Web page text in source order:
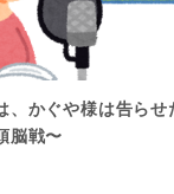
、かぐや様は告らせ
脳戦〜